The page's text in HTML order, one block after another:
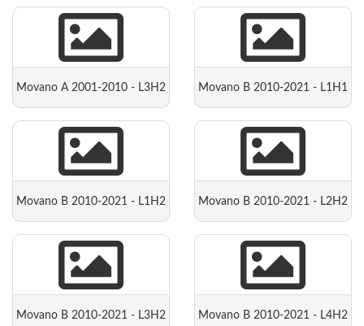
Movano A 2001-2010 - L3H2 Movano B 2010-2021 - L1H1
Movano B 2010-2021 - L1H2 Movano B 2010-2021 - L2H2
Movano B 2010-2021 - L3H2 Movano B 2010-2021 - L4H2